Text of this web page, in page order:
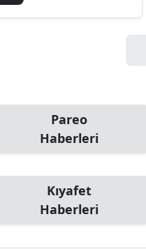
Pareo
Haberleri
Kıyafet
Haberleri